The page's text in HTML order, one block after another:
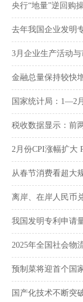
央行“地量”逆回购
去年我国企业发明
3月企业生产活动
金融总量保持较快
国家统计局：1—2
税收数据显示：前
头
2月份CPI涨幅扩大
从春节消费看超大
离岸、在岸人民币
续走强
我国发明专利申请
2025年全国社会物
预制菜将迎首个国
国产化技术不断突